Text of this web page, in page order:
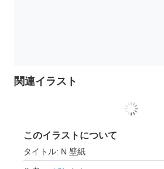
関連イラスト
このイラストについて
タイトル: N 壁紙